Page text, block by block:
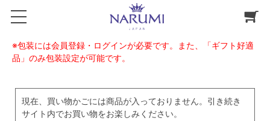
※包装には会員登録・ログインが必要です。また、「ギフト好適
品」のみ包装設定が可能です。
現在、買い物かごには商品が入っておりません。引き続き
サイト内でお買い物をお楽しみください。